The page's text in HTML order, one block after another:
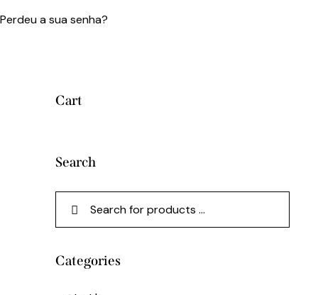
Perdeu a sua senha?
Cart
Search
Categories